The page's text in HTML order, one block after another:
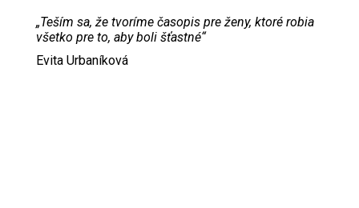
„Teším sa, že tvoríme časopis pre ženy, ktoré robia
všetko pre to, aby boli šťastné“
Evita Urbaníková